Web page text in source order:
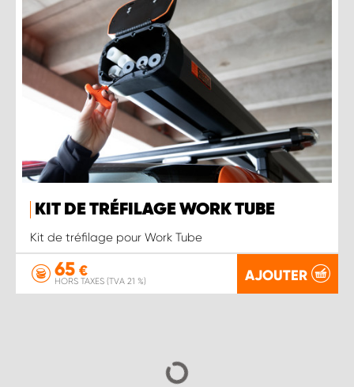
KIT DE TRÉFILAGE WORK TUBE
Kit de tréfilage pour Work Tube
65 €
HORS TAXES (TVA 21 %) AJOUTER